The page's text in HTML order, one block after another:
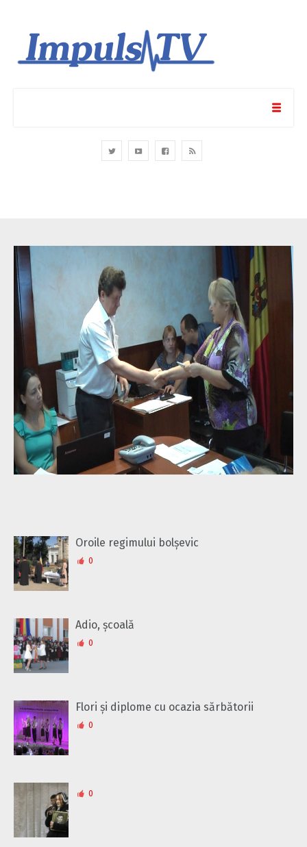
Oroile regimului bolșevic
0
Adio, școală
0
Flori și diplome cu ocazia sărbătorii
0
0